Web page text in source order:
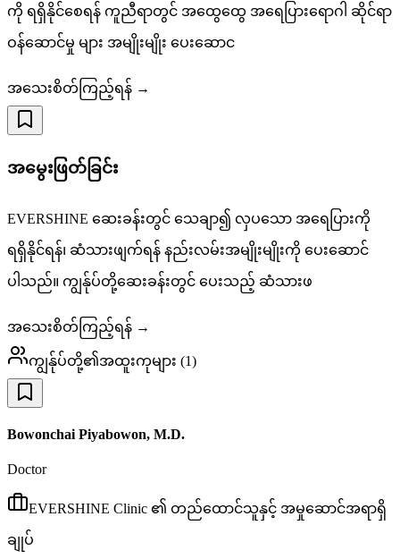
ကို ရရှိနိုင်စေရန် ကူညီရာတွင် အထွေထွေ အရေပြားရောဂါ ဆိုင်ရာ
ဝန်ဆောင်မှု များ အမျိုးမျိုး ပေးဆောင
အသေးစိတ်ကြည့်ရန် →
အမွေးဖြတ်ခြင်း
EVERSHINE ဆေးခန်းတွင် သေချာ၍ လှပသော အရေပြားကို
ရရှိနိုင်ရန်၊ ဆံသားဖျက်ရန် နည်းလမ်းအမျိုးမျိုးကို ပေးဆောင်
ပါသည်။ ကျွန်ုပ်တို့ဆေးခန်းတွင် ပေးသည့် ဆံသားဖ
အသေးစိတ်ကြည့်ရန် →
ကျွန်ုပ်တို့၏အထူးကုများ (1)
Bowonchai Piyabowon, M.D.
Doctor
EVERSHINE Clinic ၏ တည်ထောင်သူနှင့် အမှုဆောင်အရာရှိ
ချုပ်